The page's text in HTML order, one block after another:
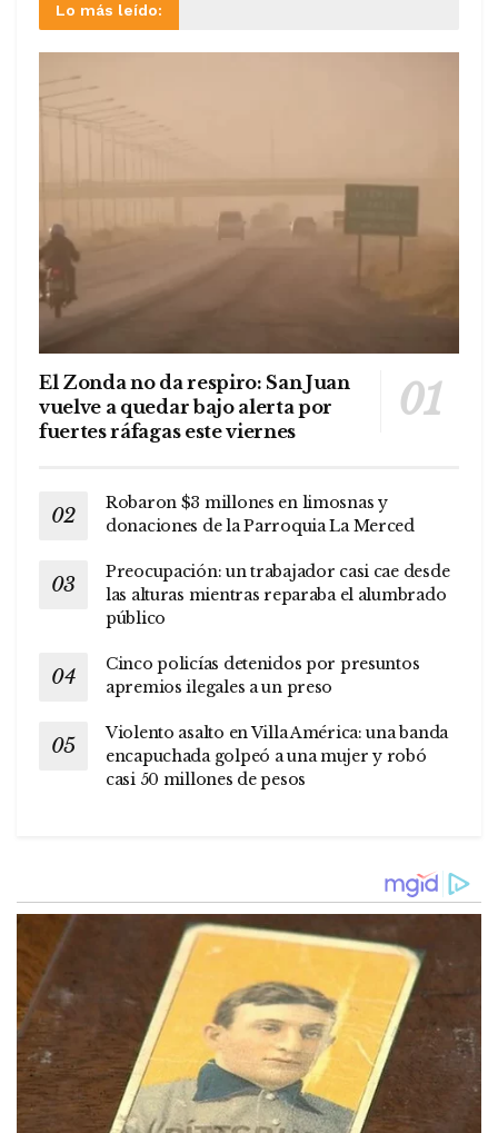
Lo más leído:
El Zonda no da respiro: San Juan
vuelve a quedar bajo alerta por
fuertes ráfagas este viernes
Robaron $3 millones en limosnas y
donaciones de la Parroquia La Merced
Preocupación: un trabajador casi cae desde
las alturas mientras reparaba el alumbrado
público
Cinco policías detenidos por presuntos
apremios ilegales a un preso
Violento asalto en Villa América: una banda
encapuchada golpeó a una mujer y robó
casi 50 millones de pesos